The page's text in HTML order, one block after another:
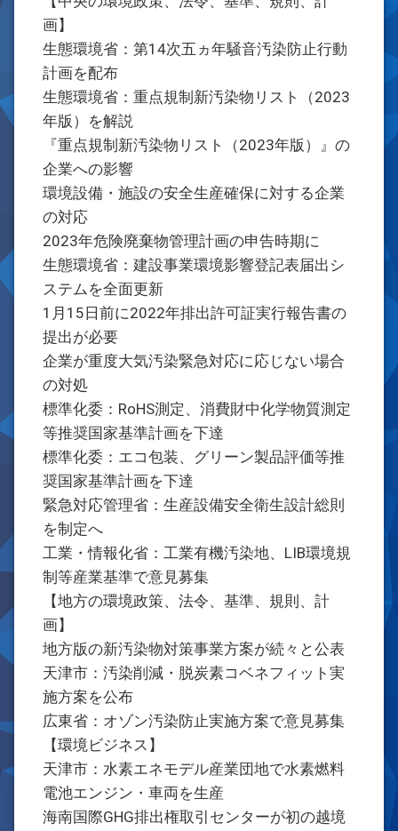
画】
生態環境省：第14次五ヵ年騒音汚染防止行動
計画を配布
生態環境省：重点規制新汚染物リスト（2023
年版）を解説
『重点規制新汚染物リスト（2023年版）』の
企業への影響
環境設備・施設の安全生産確保に対する企業
の対応
2023年危険廃棄物管理計画の申告時期に
生態環境省：建設事業環境影響登記表届出シ
ステムを全面更新
1月15日前に2022年排出許可証実行報告書の
提出が必要
企業が重度大気汚染緊急対応に応じない場合
の対処
標準化委：RoHS測定、消費財中化学物質測定
等推奨国家基準計画を下達
標準化委：エコ包装、グリーン製品評価等推
奨国家基準計画を下達
緊急対応管理省：生産設備安全衛生設計総則
を制定へ
工業・情報化省：工業有機汚染地、LIB環境規
制等産業基準で意見募集
【地方の環境政策、法令、基準、規則、計
画】
地方版の新汚染物対策事業方案が続々と公表
天津市：汚染削減・脱炭素コベネフィット実
施方案を公布
広東省：オゾン汚染防止実施方案で意見募集
【環境ビジネス】
天津市：水素エネモデル産業団地で水素燃料
電池エンジン・車両を生産
海南国際GHG排出権取引センターが初の越境